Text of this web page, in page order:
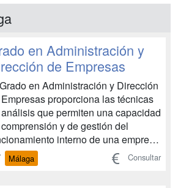
en Administración y
de Empresas
en Administración y Dirección
proporciona las técnicas
que permiten una capacidad
y de gestión del
interno de una empresa
sus relaciones con los mercados....
Málaga Consultar